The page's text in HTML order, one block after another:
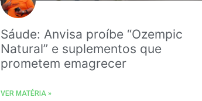
Sáude: Anvisa proíbe “Ozempic
Natural” e suplementos que
prometem emagrecer
VER MATÉRIA »